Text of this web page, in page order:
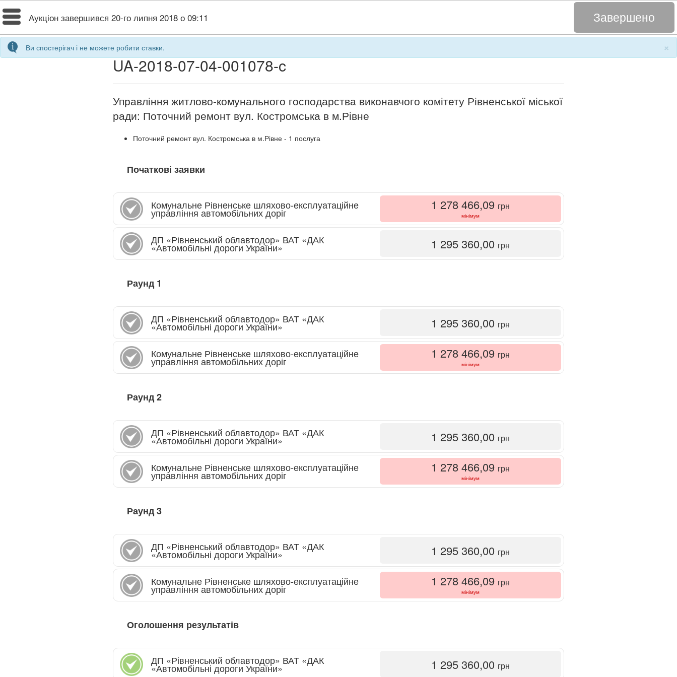
Toggle
navigationАукціон завершився 20-го липня 2018 о 09:11 Завершено
×
Ви спостерігач і не можете робити ставки.
UA-2018-07-04-001078-c
Управління житлово-комунального господарства виконавчого комітету Рівненської міської
ради: Поточний ремонт вул. Костромська в м.Рівне
Поточний ремонт вул. Костромська в м.Рівне - 1 послуга
Початкові заявки
Комунальне Рівненське шляхово-експлуатаційне
управління автомобільних доріг
1 278 466,09 грн
мінімум
ДП «Рівненський облавтодор» ВАТ «ДАК
«Автомобільні дороги України» 1 295 360,00 грн
Раунд 1
ДП «Рівненський облавтодор» ВАТ «ДАК
«Автомобільні дороги України» 1 295 360,00 грн
Комунальне Рівненське шляхово-експлуатаційне
управління автомобільних доріг
1 278 466,09 грн
мінімум
Раунд2
ДП «Рівненський облавтодор» ВАТ «ДАК
«Автомобільні дороги України» 1 295 360,00 грн
Комунальне Рівненське шляхово-експлуатаційне
управління автомобільних доріг
1 278 466,09 грн
мінімум
Раунд3
ДП «Рівненський облавтодор» ВАТ «ДАК
«Автомобільні дороги України» 1 295 360,00 грн
Комунальне Рівненське шляхово-експлуатаційне
управління автомобільних доріг
1 278 466,09 грн
мінімум
Оголошення результатів
ДП «Рівненський облавтодор» ВАТ «ДАК
«Автомобільні дороги України» 1 295 360,00 грн